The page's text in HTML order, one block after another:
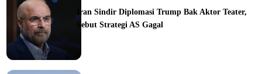
Iran Sindir Diplomasi Trump Bak Aktor Teater,
Sebut Strategi AS Gagal